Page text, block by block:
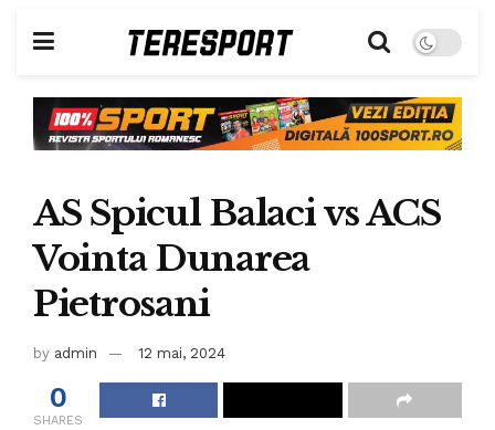
AS Spicul Balaci vs ACS
Vointa Dunarea
Pietrosani
by admin 12 mai, 2024
0
SHARES